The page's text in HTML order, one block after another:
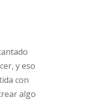
y eso
con
algo